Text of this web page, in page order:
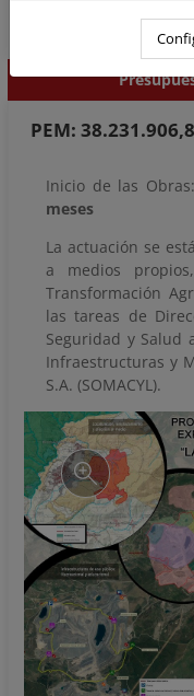
PEM:
Inicio de las Obras:
meses
La actuación se
a medios
Transformación
las tareas de
Seguridad y Salud
Infraestructuras y
S.A. (SOMACYL).